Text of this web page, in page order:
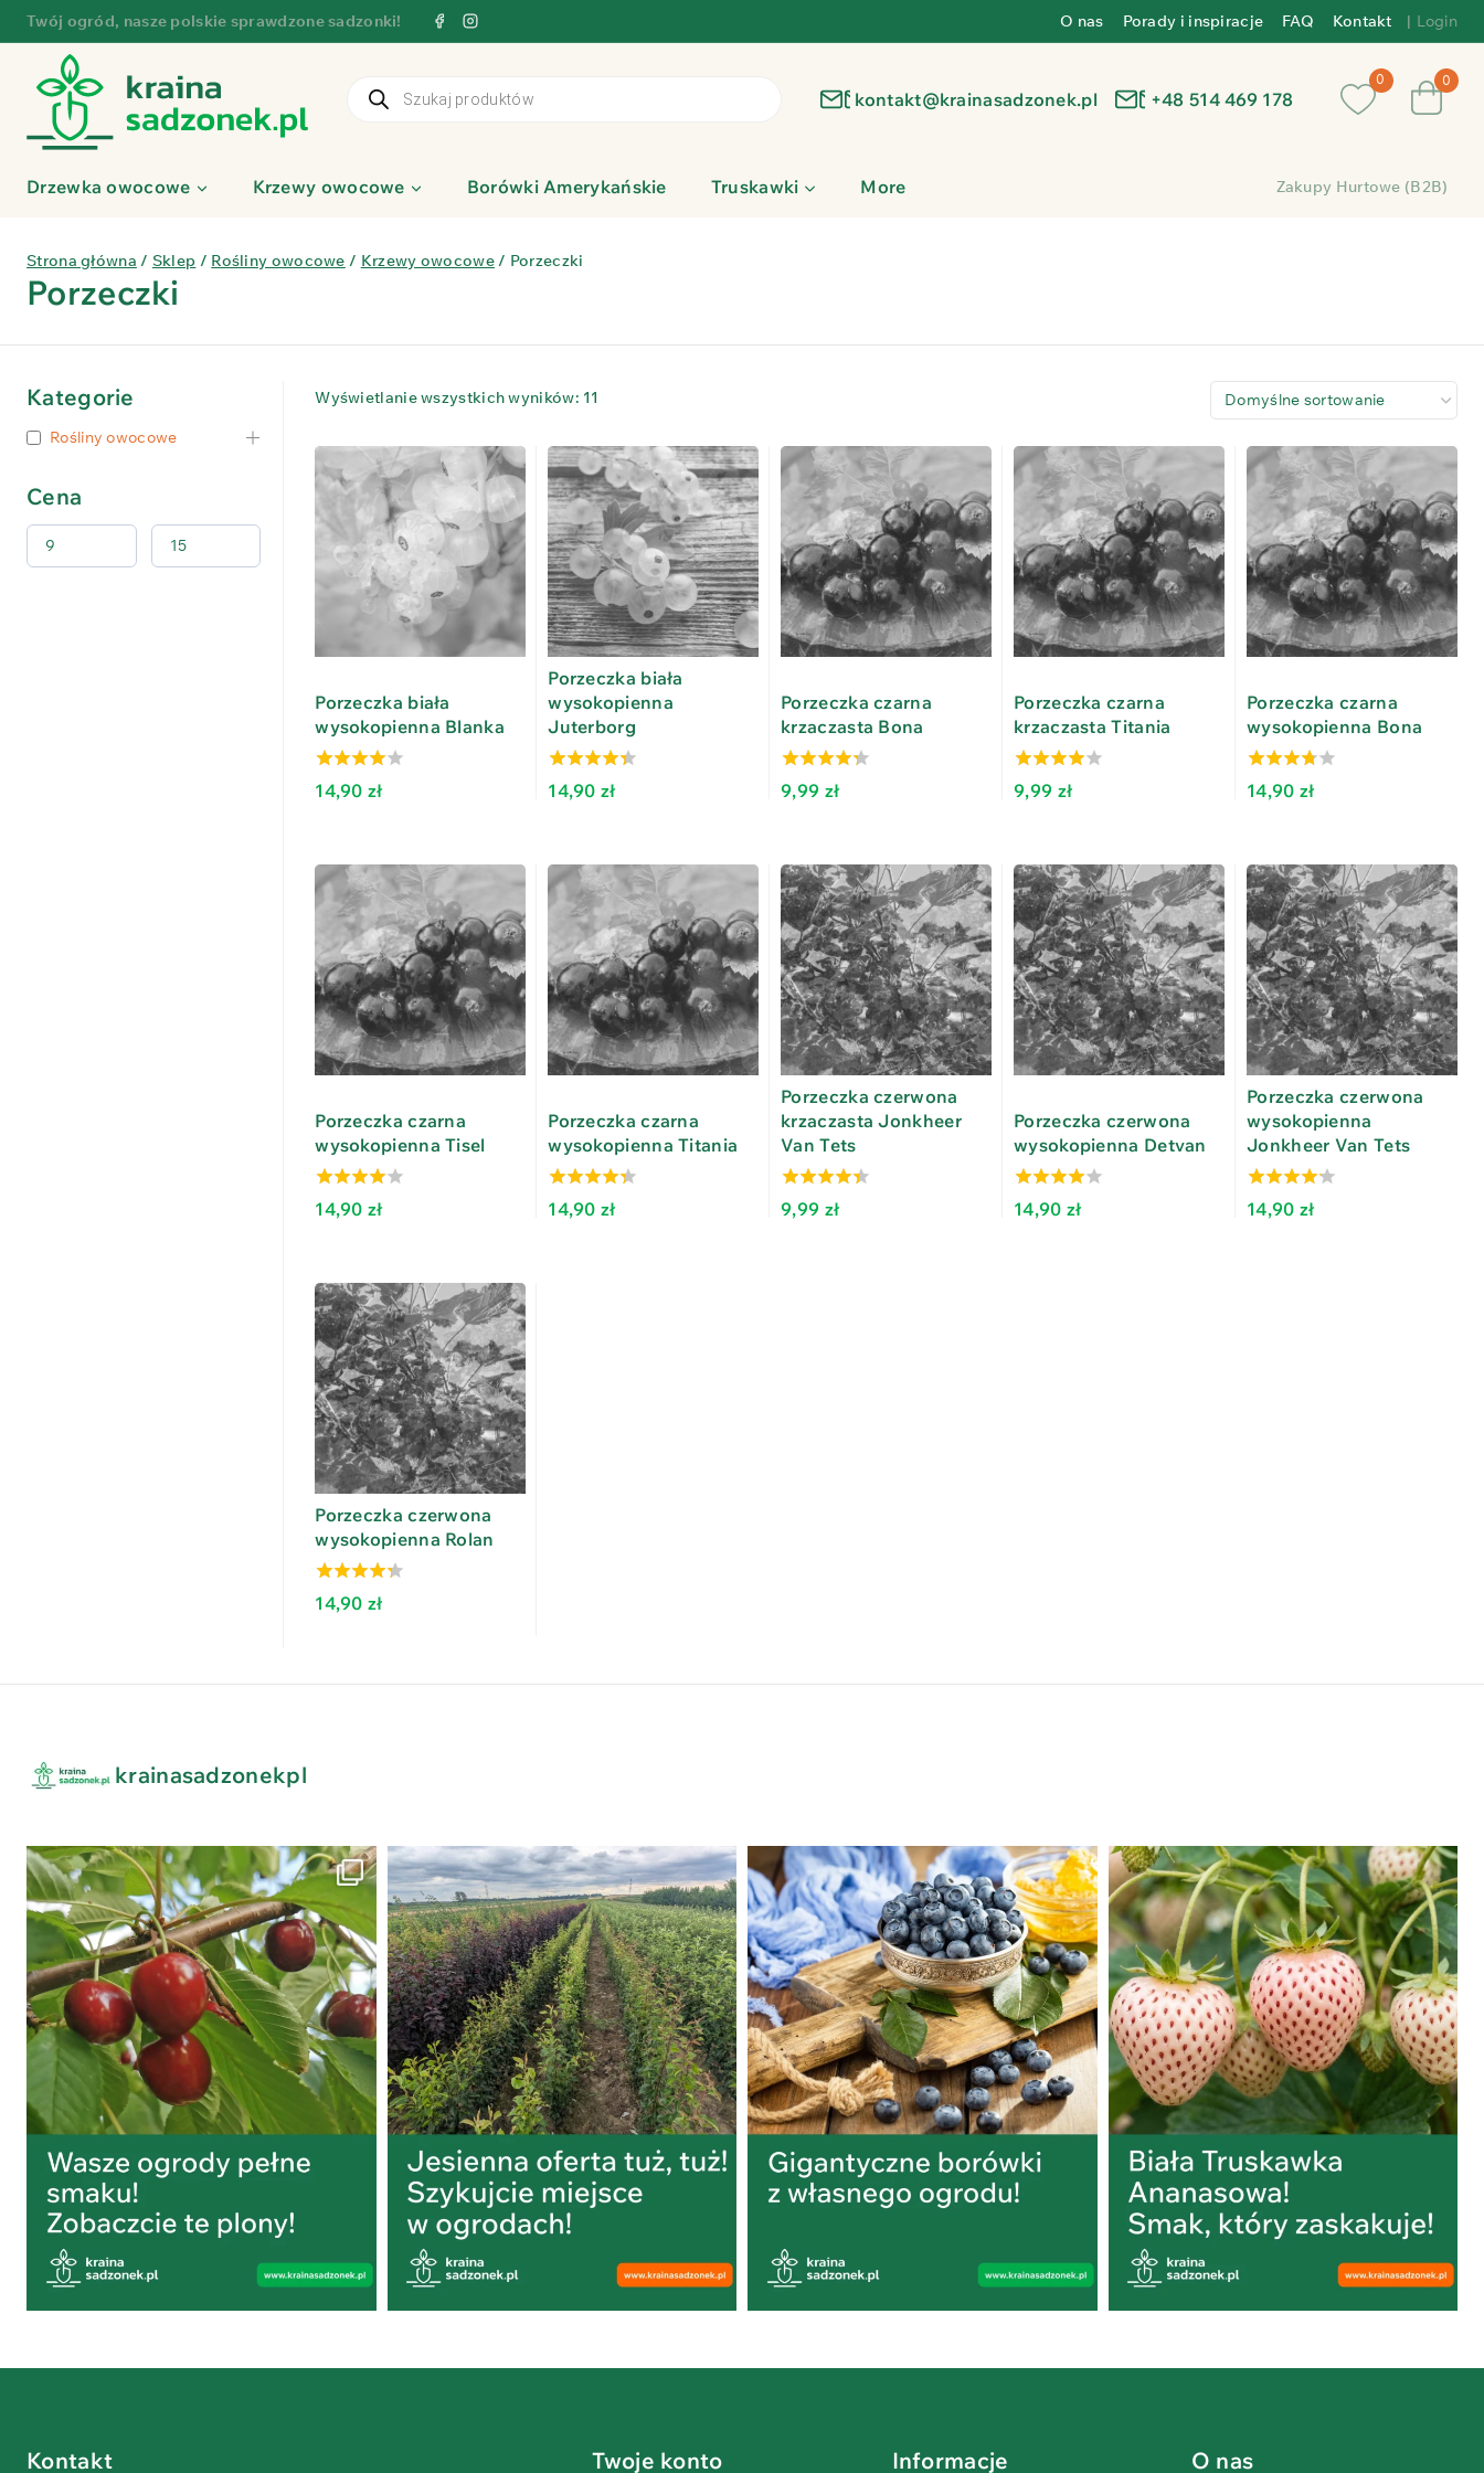
Twój ogród, nasze polskie sprawdzone sadzonki! O nas Porady i inspiracje FAQ Kontakt | Login
produktów kontakt@krainasadzonek.pl +48 514 469 178
0
Drzewka owocowe Krzewy owocowe Borówki Amerykańskie Truskawki More Zakupy Hurtowe (B2B)
Strona główna / Sklep / Rośliny owocowe / Krzewy owocowe / Porzeczki
Porzeczki
Wyświetlanie wszystkich wyników: 11
Porzeczka biała
wysokopienna Blanka
3.59
out of 5
14,90zł
Porzeczka biała
wysokopienna
Juterborg
3.94
out of 5
14,90zł
Porzeczka czarna
krzaczasta Bona
3.86
out of 5
9,99 zł
Porzeczka czarna
krzaczasta Titania
3.57
out of 5
9,99 zł
Porzeczka czarna
wysokopienna Bona
3.38
out of 5
14,90 zł
Porzeczka czarna
wysokopienna Tisel
3.67
out of 5
14,90zł
Porzeczka czarna
wysokopienna Titania
3.87
out of 5
14,90zł
Porzeczka czerwona
krzaczasta Jonkheer
Van Tets
3.95
out of 5
9,99 zł
Porzeczka czerwona
wysokopienna Detvan
3.68
out of 5
14,90 zł
Porzeczka czerwona
wysokopienna
Jonkheer Van Tets
3.79
out of 5
14,90 zł
Porzeczka czerwona
wysokopienna Rolan
3.88
out of 5
14,90zł
Kategorie
Rośliny owocowe
Cena
krainasadzonekpl
Kontakt Twoje konto Informacje O nas